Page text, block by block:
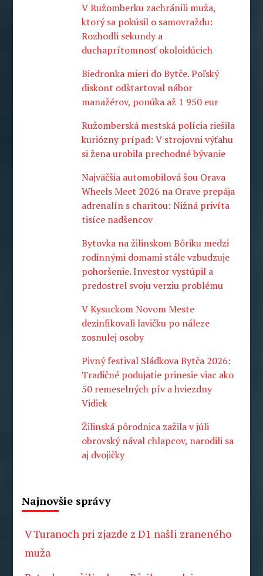
V Ružomberku zachránili muža,
ktorý sa pokúsil o samovraždu:
Rozhodli sekundy a
duchaprítomnosť okoloidúcich
Biedronka mieri do Bytče. Poľský
diskont odštartoval nábor
manažérov, ponúka až 1 950 eur
Ružomberská mestská polícia riešila
kuriózny prípad: V strojovni výťahu
si žena urobila prechodné bývanie
Najväčšia automobilová šou Orava
Wheels Meet 2026 na Orave prepája
adrenalín s charitou: Nižná privíta
tisíce nadšencov
Bytovka na žilinskom Bôriku medzi
rodinnými domami stále vzbudzuje
pohoršenie. Investor vystúpil a
predostrel svoju verziu problému
V Kysuckom Novom Meste
dezinfikovali lavičku po náleze
zosnulej osoby
Pivný festival Sládkova Bytča 2026:
Tradičné podujatie prinesie viac ako
50 remeselných pív a hviezdny
Vidiek
Žilinská pôrodnica zažila v júli
obrovský nával chlapcov, narodili sa
aj dvojičky
Najnovšie správy
V Turanoch pri zjazde z D1 našli zraneného
muža